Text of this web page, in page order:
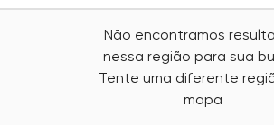
Não encontramos
nessa região para sua
Tente uma diferente
mapa